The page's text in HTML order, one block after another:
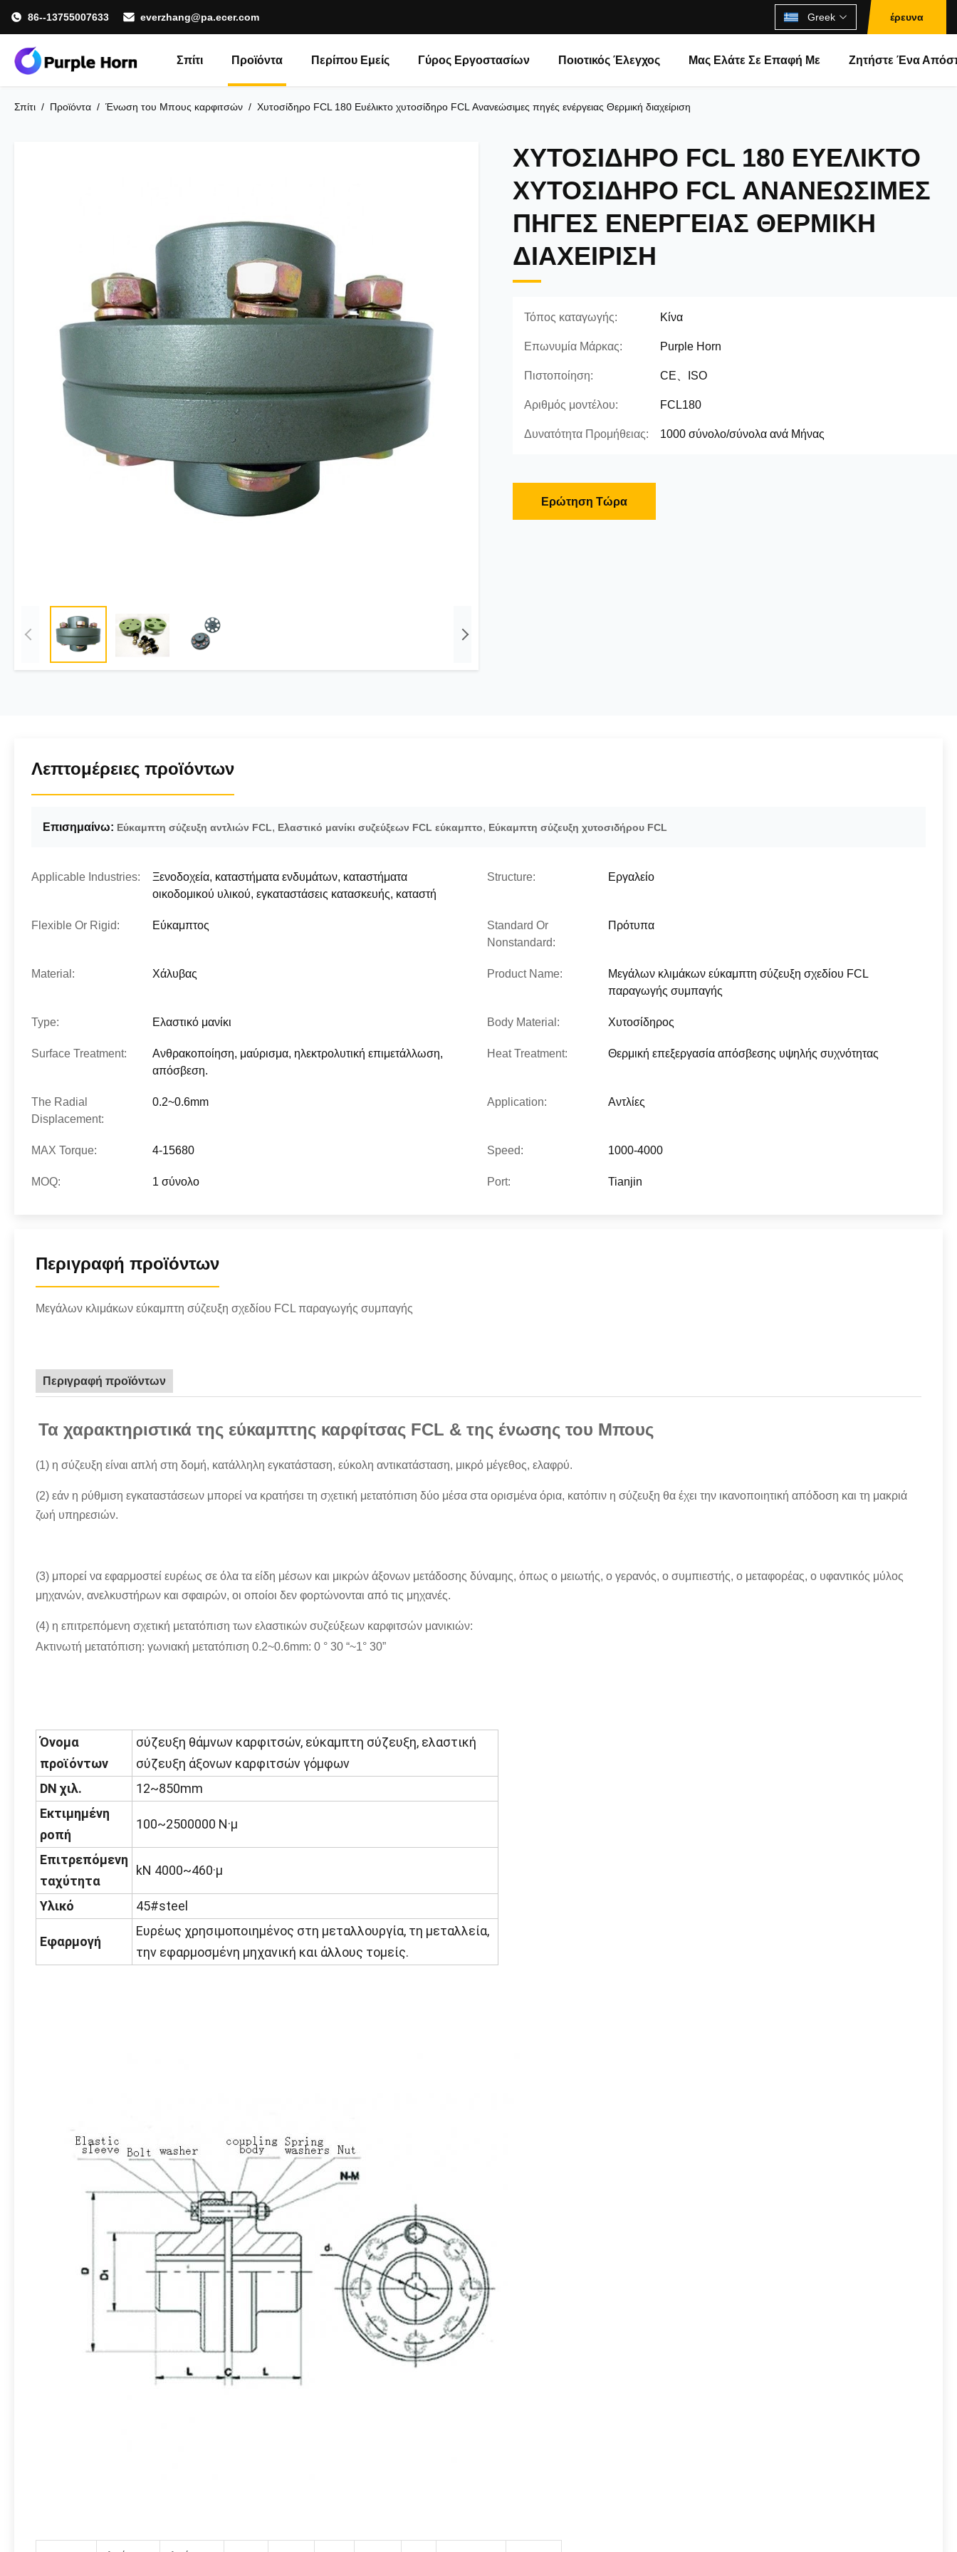
86--13755007633 everzhang@pa.ecer.com Greek έρευνα
Σπίτι Προϊόντα Περίπου Εμείς Γύρος Εργοστασίων Ποιοτικός Έλεγχος Μας Ελάτε Σε Επαφή Με Ζητήστε Ένα
Σπίτι / Προϊόντα / Ένωση του Μπους καρφιτσών / Χυτοσίδηρο FCL 180 Ευέλικτο χυτοσίδηρο FCL Ανανεώσιμες πηγές ενέργειας Θερμική διαχείριση
ΧΥΤΟΣΊΔΗΡΟ FCL 180 ΕΥΈΛΙΚΤΟ
ΧΥΤΟΣΊΔΗΡΟ FCL ΑΝΑΝΕΏΣΙΜΕΣ
ΠΗΓΈΣ ΕΝΈΡΓΕΙΑΣ ΘΕΡΜΙΚΉ
ΔΙΑΧΕΊΡΙΣΗ
Τόπος καταγωγής: Κίνα
Επωνυμία Μάρκας: Purple Horn
Πιστοποίηση: CE、ISO
Αριθμός μοντέλου: FCL180
Δυνατότητα Προμήθειας: 1000 σύνολο/σύνολα ανά Μήνας
Ερώτηση Τώρα
Λεπτομέρειες προϊόντων
Επισημαίνω: Εύκαμπτη σύζευξη αντλιών FCL, Ελαστικό μανίκι συζεύξεων FCL εύκαμπτο, Εύκαμπτη σύζευξη χυτοσιδήρου FCL
Applicable Industries:
Ξενοδοχεία, καταστήματα ενδυμάτων, καταστήματα
οικοδομικού υλικού, εγκαταστάσεις κατασκευής, καταστή
Structure: Εργαλείο
Flexible Or Rigid: Εύκαμπτος
Standard Or
Nonstandard:
Πρότυπα
Material: Χάλυβας Product Name:
Μεγάλων κλιμάκων εύκαμπτη σύζευξη σχεδίου FCL
παραγωγής συμπαγής
Type: Ελαστικό μανίκι Body Material: Χυτοσίδηρος
Surface Treatment:
Ανθρακοποίηση, μαύρισμα, ηλεκτρολυτική επιμετάλλωση,
απόσβεση.
Heat Treatment: Θερμική επεξεργασία απόσβεσης υψηλής συχνότητας
The Radial
Displacement:
0.2~0.6mm Application: Αντλίες
MAX Torque: 4-15680 Speed: 1000-4000
MOQ: 1 σύνολο Port: Tianjin
Περιγραφή προϊόντων
Μεγάλων κλιμάκων εύκαμπτη σύζευξη σχεδίου FCL παραγωγής συμπαγής
Περιγραφή προϊόντων
Τα χαρακτηριστικά της εύκαμπτης καρφίτσας FCL & της ένωσης του Μπους
(1) η σύζευξη είναι απλή στη δομή, κατάλληλη εγκατάσταση, εύκολη αντικατάσταση, μικρό μέγεθος, ελαφρύ.
(2) εάν η ρύθμιση εγκαταστάσεων μπορεί να κρατήσει τη σχετική μετατόπιση δύο μέσα στα ορισμένα όρια, κατόπιν η σύζευξη θα έχει την ικανοποιητική απόδοση και τη μακριά
ζωή υπηρεσιών.
(3) μπορεί να εφαρμοστεί ευρέως σε όλα τα είδη μέσων και μικρών άξονων μετάδοσης δύναμης, όπως ο μειωτής, ο γερανός, ο συμπιεστής, ο μεταφορέας, ο υφαντικός μύλος
μηχανών, ανελκυστήρων και σφαιρών, οι οποίοι δεν φορτώνονται από τις μηχανές.
(4) η επιτρεπόμενη σχετική μετατόπιση των ελαστικών συζεύξεων καρφιτσών μανικιών:
Ακτινωτή μετατόπιση: γωνιακή μετατόπιση 0.2~0.6mm: 0 ° 30 “~1° 30”
Όνομα
προϊόντων
σύζευξη θάμνων καρφιτσών, εύκαμπτη σύζευξη, ελαστική
σύζευξη άξονων καρφιτσών γόμφων
DN χιλ.
12~850mm
Εκτιμημένη
ροπή
100~2500000 Ν·μ
Επιτρεπόμενη
ταχύτητα
kN 4000~460·μ
Υλικό 45#steel
Εφαρμογή
Ευρέως χρησιμοποιημένος στη μεταλλουργία, τη μεταλλεία,
την εφαρμοσμένη μηχανική και άλλους τομείς.